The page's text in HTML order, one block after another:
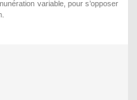
variable, pour s’opposer